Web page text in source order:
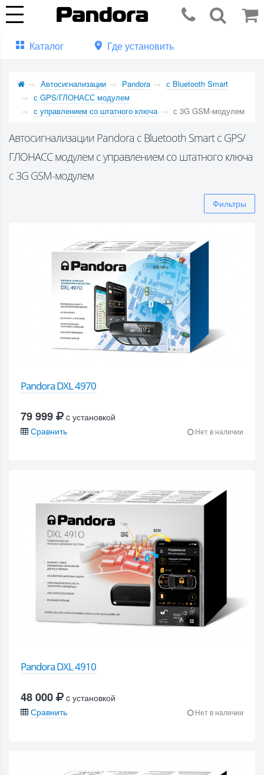
Каталог Где установить
Автосигнализации Pandora
с Bluetooth Smart
с GPS/ГЛОНАСС модулем
с управлением со штатного ключа
с 3G GSM-модулем
Автосигнализации Pandora с Bluetooth Smart с GPS/
ГЛОНАСС модулем с управлением со штатного ключа
с 3G GSM-модулем
Фильтры
Pandora DXL 4970
79 999
c установкой
Сравнить
Нет в наличии
Pandora DXL 4910
48 000
c установкой
Сравнить
Нет в наличии